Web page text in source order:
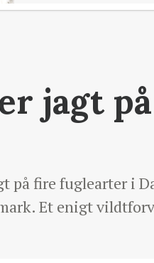
jagt
på fire fuglearter i
Et enigt